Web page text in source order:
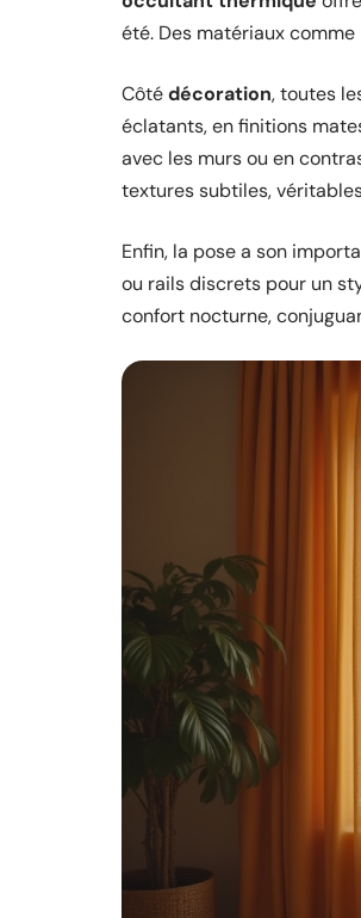
été. Des matériaux
Côtédécoration, toutes
éclatants, en finitions
avec les murs ou en
textures subtiles,
Enfin, la pose a son
ou rails discrets pour un
confort nocturne,